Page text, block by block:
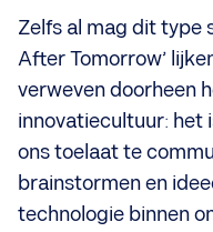
Zelfs al mag dit type
After Tomorrow’
verweven doorheen
innovatiecultuur: het
ons toelaat te
brainstormen en
technologie binnen